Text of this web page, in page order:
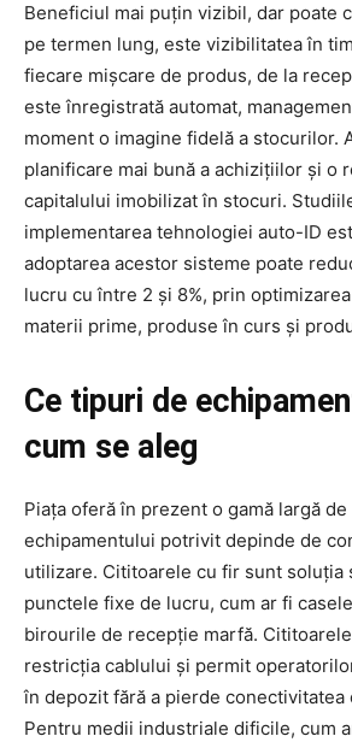
Beneficiul mai puțin vizibil, dar poate
pe termen lung, este vizibilitatea în
fiecare mișcare de produs, de la
este înregistrată automat,
moment o imagine fidelă a stocurilor.
planificare mai bună a achizițiilor și o
capitalului imobilizat în stocuri.
implementarea tehnologiei auto-ID
adoptarea acestor sisteme poate
lucru cu între 2 și 8%, prin
materii prime, produse în curs și
Ce tipuri de
cum se aleg
Piața oferă în prezent o gamă largă
echipamentului potrivit depinde de
utilizare. Cititoarele cu fir sunt soluția
punctele fixe de lucru, cum ar fi
birourile de recepție marfă.
restricția cablului și permit
în depozit fără a pierde conectivitatea
Pentru medii industriale dificile, cum